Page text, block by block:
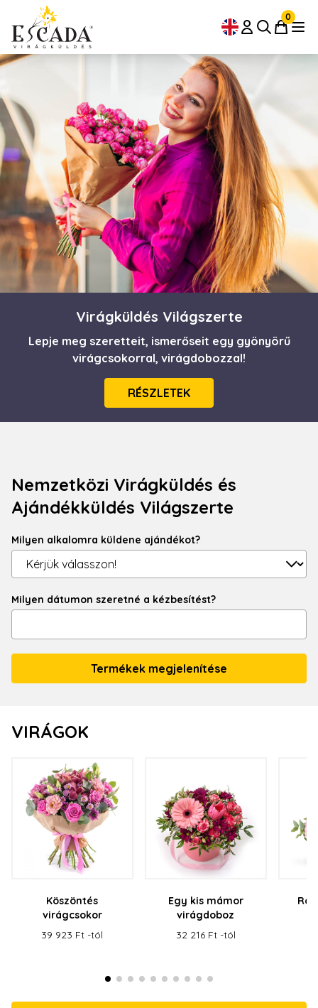
0
Virágküldés Világszerte
Lepje meg szeretteit, ismerőseit egy gyönyörű
virágcsokorral, virágdobozzal!
RÉSZLETEK
Nemzetközi Virágküldés és
Ajándékküldés Világszerte
Milyen alkalomra küldene ajándékot?
Milyen dátumon szeretné a kézbesítést?
VIRÁGOK
Köszöntés
virágcsokor
39 923 Ft -tól
Egy kis mámor
virágdoboz
32 216 Ft -tól